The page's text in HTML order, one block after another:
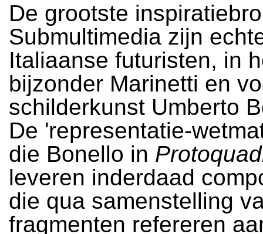
De grootste
Submultimedia zijn
Italiaanse futuristen, in
bijzonder Marinetti en
schilderkunst Umberto
De 'representatie-
die Bonello in
leveren inderdaad
die qua samenstelling
fragmenten refereren